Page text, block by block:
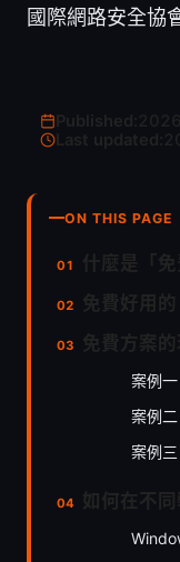
國際網路安全協
Last updated:
ON THIS PAGE
案例
案例
案例